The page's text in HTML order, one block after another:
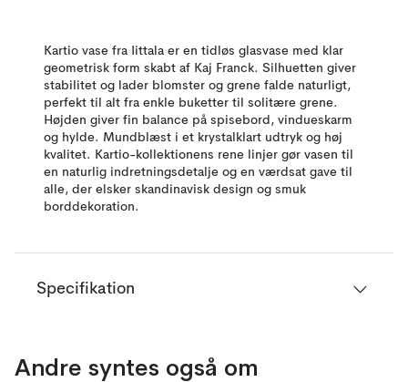
Kartio vase fra Iittala er en tidløs glasvase med klar
geometrisk form skabt af Kaj Franck. Silhuetten giver
stabilitet og lader blomster og grene falde naturligt,
perfekt til alt fra enkle buketter til solitære grene.
Højden giver fin balance på spisebord, vindueskarm
og hylde. Mundblæst i et krystalklart udtryk og høj
kvalitet. Kartio-kollektionens rene linjer gør vasen til
en naturlig indretningsdetalje og en værdsat gave til
alle, der elsker skandinavisk design og smuk
borddekoration.
Specifikation
Andre syntes også om